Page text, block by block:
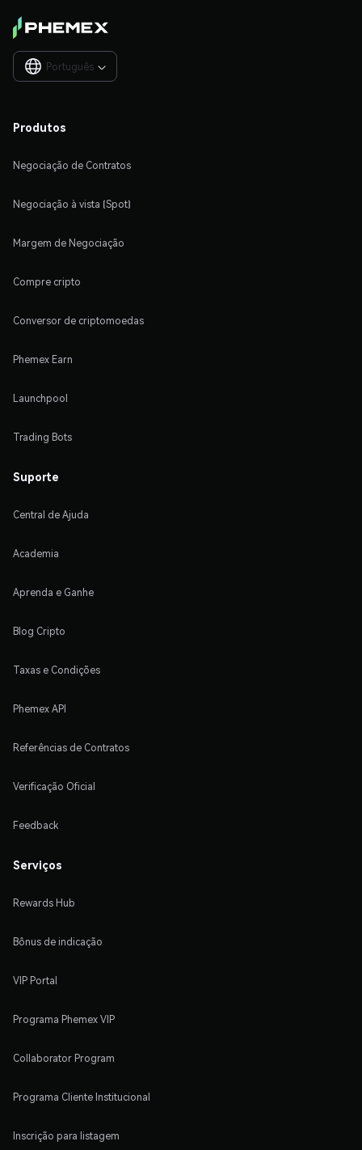
Português 
Produtos
Negociação de Contratos
Negociação à vista (Spot)
Margem de Negociação
Compre cripto
Conversor de criptomoedas
Phemex Earn
Launchpool
Trading Bots
Suporte
Central de Ajuda
Academia
Aprenda e Ganhe
Blog Cripto
Taxas e Condições
Phemex API
Referências de Contratos
Verificação Oficial
Feedback
Serviços
Rewards Hub
Bônus de indicação
VIP Portal
Programa Phemex VIP
Collaborator Program
Programa Cliente Institucional
Inscrição para listagem